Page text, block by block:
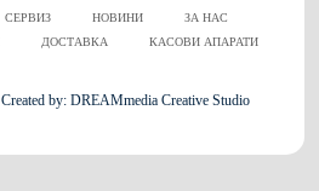
СЕРВИЗ НОВИНИ
ЗА НАС
ДОСТАВКА КАСОВИ АПАРАТИ
Created by: DREAMmedia Creative Studio